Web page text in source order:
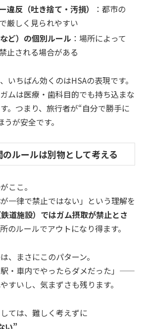
違反（吐き捨て・汚損）
：都市の
厳しく見られやすい
ど）の個別ルール ：場所によって
止される場合がある
いちばん効くのはHSAの表現です。
ムは医療・歯科目的でも持ち込まな
。つまり、旅行者が“自分で勝手に
が安全です。
ルールは別物として考える
ここ。
一律で禁止ではない」という理解を
道施設）ではガム摂取が禁止とさ
のルールでアウトになり得ます。
、まさにこのパターン。
駅・車内でやったらダメだった」——
すいし、気まずさも残ります。
ては、難しく考えずに
い”